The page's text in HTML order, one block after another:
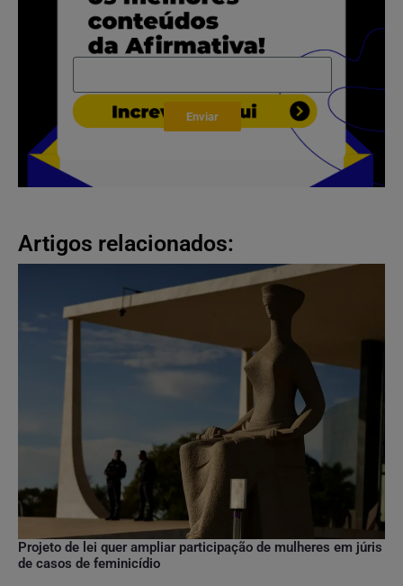
Enviar
Artigos relacionados:
Projeto de lei quer ampliar participação de mulheres em júris
de casos de feminicídio